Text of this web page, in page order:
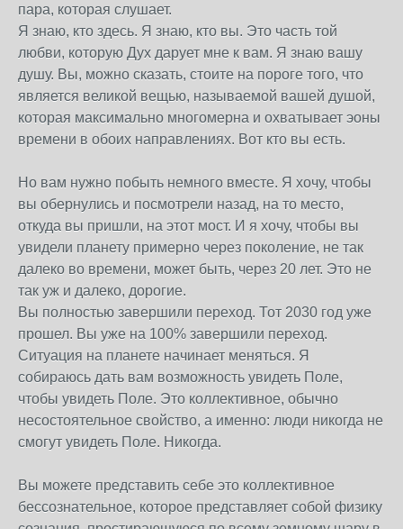
пара, которая слушает.
Я знаю, кто здесь. Я знаю, кто вы. Это часть той
любви, которую Дух дарует мне к вам. Я знаю вашу
душу. Вы, можно сказать, стоите на пороге того, что
является великой вещью, называемой вашей душой,
которая максимально многомерна и охватывает эоны
времени в обоих направлениях. Вот кто вы есть.
Но вам нужно побыть немного вместе. Я хочу, чтобы
вы обернулись и посмотрели назад, на то место,
откуда вы пришли, на этот мост. И я хочу, чтобы вы
увидели планету примерно через поколение, не так
далеко во времени, может быть, через 20 лет. Это не
так уж и далеко, дорогие.
Вы полностью завершили переход. Тот 2030 год уже
прошел. Вы уже на 100% завершили переход.
Ситуация на планете начинает меняться. Я
собираюсь дать вам возможность увидеть Поле,
чтобы увидеть Поле. Это коллективное, обычно
несостоятельное свойство, а именно: люди никогда не
смогут увидеть Поле. Никогда.
Вы можете представить себе это коллективное
бессознательное, которое представляет собой физику